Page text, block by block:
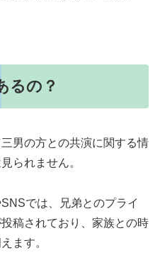
るの？
男の方との共演に関する情
られません。
では、兄弟とのプライ
稿されており、家族との時
ます。